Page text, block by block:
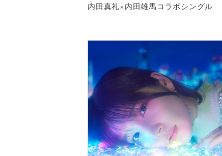
内田真礼×内田雄馬コラボシングル